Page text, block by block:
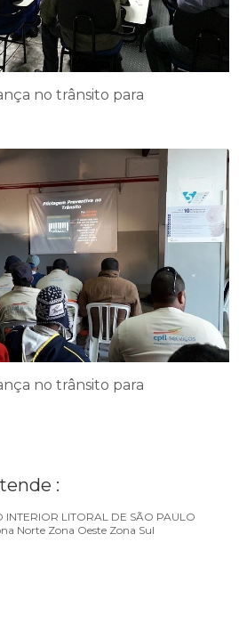
no trânsito para
no trânsito para
:
INTERIOR LITORAL DE SÃO PAULO
Norte Zona Oeste Zona Sul